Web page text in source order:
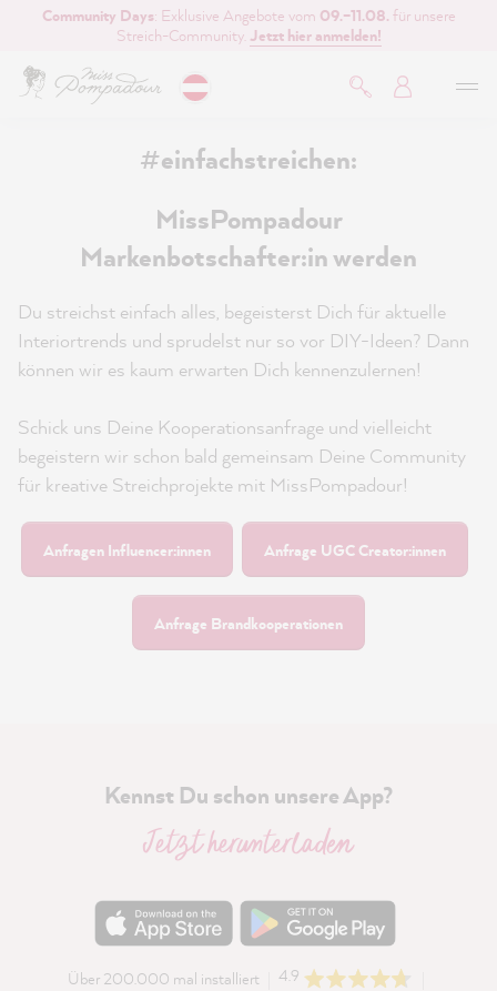
springen
Community Days: Exklusive Angebote vom 09.–11.08. für unsere
Streich-Community. Jetzt hier anmelden!
#einfachstreichen:
MissPompadour
Markenbotschafter:in werden
Du streichst einfach alles, begeisterst Dich für aktuelle
Interiortrends und sprudelst nur so vor DIY-Ideen? Dann
können wir es kaum erwarten Dich kennenzulernen!
Schick uns Deine Kooperationsanfrage und vielleicht
begeistern wir schon bald gemeinsam Deine Community
für kreative Streichprojekte mit MissPompadour!
Anfragen Influencer:innen Anfrage UGC Creator:innen
Anfrage Brandkooperationen
Kennst Du schon unsere App?
Jetzt herunterladen
Über 200.000 mal installiert
4.9